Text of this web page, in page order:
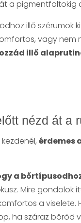
a pigmentfoltokig
illő szérumok
vagy
illő
nézd át a
érdemes
a
Mire gondolok
a
ha száraz bőröd